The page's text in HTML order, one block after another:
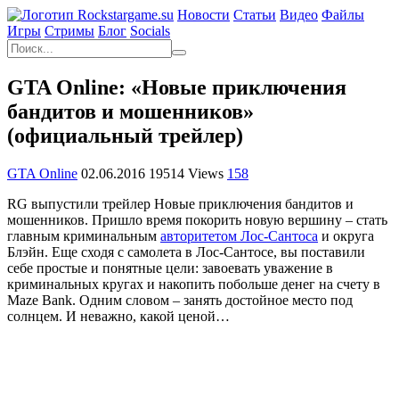
Новости Статьи Видео Файлы
Игры Cтримы Блог Socials
GTA Online: «Новые приключения
бандитов и мошенников»
(официальный трейлер)
GTA Online 02.06.2016 19514 Views 158
RG выпустили трейлер Новые приключения бандитов и
мошенников. Пришло время покорить новую вершину – стать
главным криминальным авторитетом Лос-Сантоса и округа
Блэйн. Еще сходя с самолета в Лос-Сантосе, вы поставили
себе простые и понятные цели: завоевать уважение в
криминальных кругах и накопить побольше денег на счету в
Maze Bank. Одним словом – занять достойное место под
солнцем. И неважно, какой ценой…